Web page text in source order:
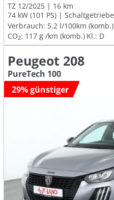
TZ 12/2025
16 km
74 kW (101 PS)
Schaltgetriebe
Verbrauch: 5.2 l/100km (komb.)
CO2: 117 g /km (komb.) Kl.: D
Peugeot 208
PureTech 100
29% günstiger